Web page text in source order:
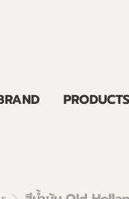
PRODUCTS